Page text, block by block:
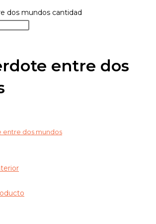
dos mundos cantidad
entre dos
entre dos mundos